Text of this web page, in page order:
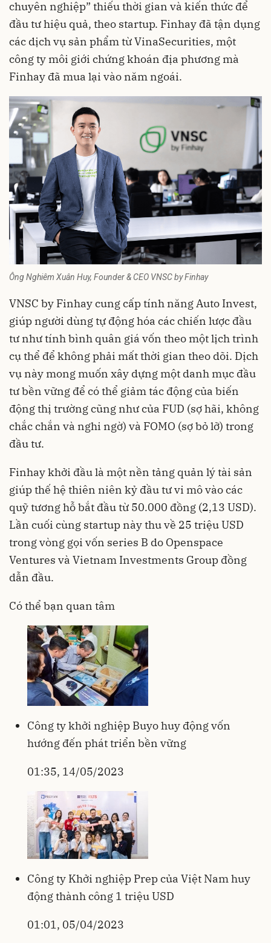
chuyên nghiệp” thiếu thời gian và kiến thức để
đầu tư hiệu quả, theo startup. Finhay đã tận dụng
các dịch vụ sản phẩm từ VinaSecurities, một
công ty môi giới chứng khoán địa phương mà
Finhay đã mua lại vào năm ngoái.
Ông Nghiêm Xuân Huy, Founder & CEO VNSC by Finhay
VNSC by Finhay cung cấp tính năng Auto Invest,
giúp người dùng tự động hóa các chiến lược đầu
tư như tính bình quân giá vốn theo một lịch trình
cụ thể để không phải mất thời gian theo dõi. Dịch
vụ này mong muốn xây dựng một danh mục đầu
tư bền vững để có thể giảm tác động của biến
động thị trường cũng như của FUD (sợ hãi, không
chắc chắn và nghi ngờ) và FOMO (sợ bỏ lỡ) trong
đầu tư.
Finhay khởi đầu là một nền tảng quản lý tài sản
giúp thế hệ thiên niên kỷ đầu tư vi mô vào các
quỹ tương hỗ bắt đầu từ 50.000 đồng (2,13 USD).
Lần cuối cùng startup này thu về 25 triệu USD
trong vòng gọi vốn series B do Openspace
Ventures và Vietnam Investments Group đồng
dẫn đầu.
Có thể bạn quan tâm
Công ty khởi nghiệp Buyo huy động vốn
hướng đến phát triển bền vững
01:35, 14/05/2023
Công ty Khởi nghiệp Prep của Việt Nam huy
động thành công 1 triệu USD
01:01, 05/04/2023